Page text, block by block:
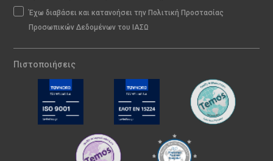
Έχω διαβάσει και κατανοήσει την Πολιτική Προστασίας
Προσωπικών Δεδομένων του ΙΑΣΩ
Πιστοποιήσεις